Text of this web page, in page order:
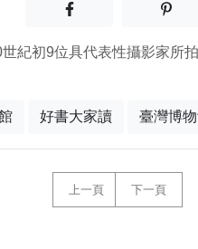
分享至facebook(另開
分享
紀初9位具代表性攝影家所
好書大家讀 臺灣博
上一頁 下一頁